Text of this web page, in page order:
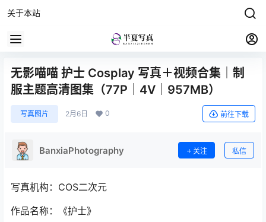
关于本站
无影喵喵 护士 Cosplay 写真＋视频合集｜制
服主题高清图集（77P｜4V｜957MB）
写真图片 2月6日 0 前往下载
BanxiaPhotography 关注 私信
写真机构：COS二次元
作品名称：《护士》